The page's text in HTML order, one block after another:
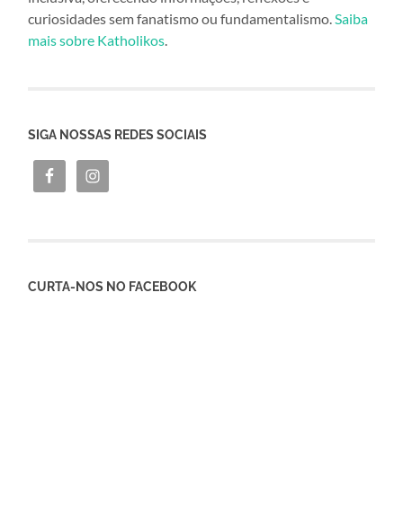
curiosidades sem fanatismo ou fundamentalismo.Saiba
mais sobre Katholikos.
SIGA NOSSAS REDES SOCIAIS
CURTA-NOS NO FACEBOOK